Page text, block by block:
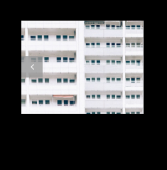
Film_05